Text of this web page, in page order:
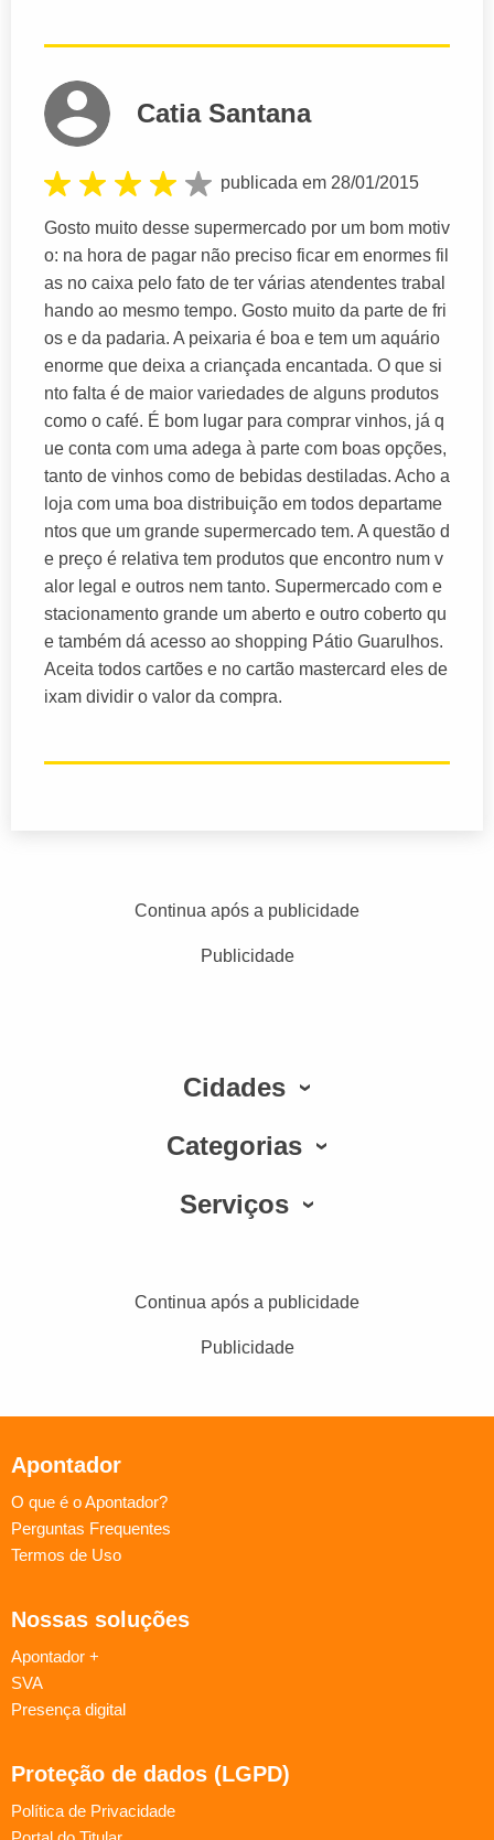
Catia Santana
publicada em 28/01/2015
Gosto muito desse supermercado por um bom motiv
o: na hora de pagar não preciso ficar em enormes fil
as no caixa pelo fato de ter várias atendentes trabal
hando ao mesmo tempo. Gosto muito da parte de fri
os e da padaria. A peixaria é boa e tem um aquário
enorme que deixa a criançada encantada. O que si
nto falta é de maior variedades de alguns produtos
como o café. É bom lugar para comprar vinhos, já q
ue conta com uma adega à parte com boas opções,
tanto de vinhos como de bebidas destiladas. Acho a
loja com uma boa distribuição em todos departame
ntos que um grande supermercado tem. A questão d
e preço é relativa tem produtos que encontro num v
alor legal e outros nem tanto. Supermercado com e
stacionamento grande um aberto e outro coberto qu
e também dá acesso ao shopping Pátio Guarulhos.
Aceita todos cartões e no cartão mastercard eles de
ixam dividir o valor da compra.
Continua após a publicidade
Publicidade
Cidades
Categorias
Serviços
Continua após a publicidade
Publicidade
Apontador
O que é o Apontador?
Perguntas Frequentes
Termos de Uso
Nossas soluções
Apontador +
SVA
Presença digital
Proteção de dados (LGPD)
Política de Privacidade